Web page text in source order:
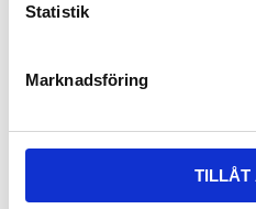
Statistik
Marknadsföring
TILLÅT
SURRNINGSÖGLA M
överfallsbygel 20 ton -
Yttermått: 115x115mm,
Godstjocklek: 20mm